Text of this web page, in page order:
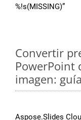
%!s(MISSING)”
Convertir
PowerPoint
imagen:
Aspose.Slides